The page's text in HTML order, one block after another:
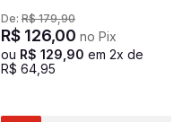
Connect - Preto
De: R$ 179,90
R$ 126,00 no Pix
ou R$ 129 90 em 2x de
R$ 64 95